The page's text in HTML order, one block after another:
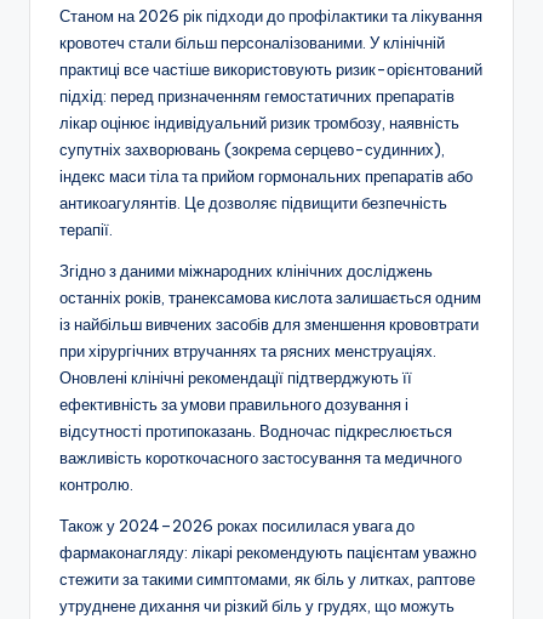
Станом на 2026 рік підходи до профілактики та лікування
кровотеч стали більш персоналізованими. У клінічній
практиці все частіше використовують ризик-орієнтований
підхід: перед призначенням гемостатичних препаратів
лікар оцінює індивідуальний ризик тромбозу, наявність
супутніх захворювань (зокрема серцево-судинних),
індекс маси тіла та прийом гормональних препаратів або
антикоагулянтів. Це дозволяє підвищити безпечність
терапії.
Згідно з даними міжнародних клінічних досліджень
останніх років, транексамова кислота залишається одним
із найбільш вивчених засобів для зменшення крововтрати
при хірургічних втручаннях та рясних менструаціях.
Оновлені клінічні рекомендації підтверджують її
ефективність за умови правильного дозування і
відсутності протипоказань. Водночас підкреслюється
важливість короткочасного застосування та медичного
контролю.
Також у 2024–2026 роках посилилася увага до
фармаконагляду: лікарі рекомендують пацієнтам уважно
стежити за такими симптомами, як біль у литках, раптове
утруднене дихання чи різкий біль у грудях, що можуть